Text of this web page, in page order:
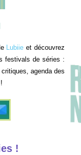
Lubiie et découvrez
festivals de séries :
agenda des
!